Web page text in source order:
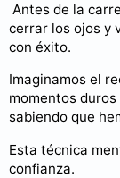
Antes de la
cerrar los ojos y
con éxito.
Imaginamos el
momentos
sabiendo que
Esta técnica
confianza.